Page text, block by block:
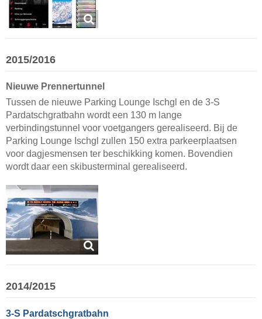
2015/2016
Nieuwe Prennertunnel
Tussen de nieuwe Parking Lounge Ischgl en de 3-S
Pardatschgratbahn wordt een 130 m lange
verbindingstunnel voor voetgangers gerealiseerd. Bij de
Parking Lounge Ischgl zullen 150 extra parkeerplaatsen
voor dagjesmensen ter beschikking komen. Bovendien
wordt daar een skibusterminal gerealiseerd.
2014/2015
3-S Pardatschgratbahn